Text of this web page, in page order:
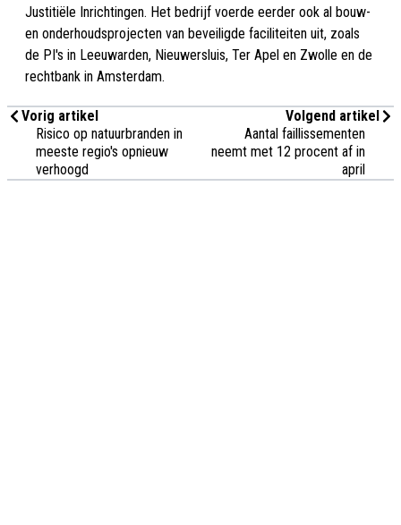
Justitiële Inrichtingen. Het bedrijf voerde eerder ook al bouw-
en onderhoudsprojecten van beveiligde faciliteiten uit, zoals
de PI's in Leeuwarden, Nieuwersluis, Ter Apel en Zwolle en de
rechtbank in Amsterdam.
Vorig artikel
Risico op natuurbranden in
meeste regio's opnieuw
verhoogd
Volgend artikel
Aantal faillissementen
neemt met 12 procent af in
april